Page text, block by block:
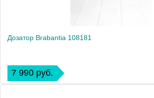
Дозатор Brabantia 108181
7 990 руб.